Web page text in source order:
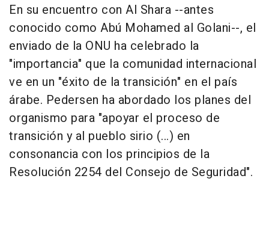
En su encuentro con Al Shara --antes
conocido como Abú Mohamed al Golani--, el
enviado de la ONU ha celebrado la
"importancia" que la comunidad internacional
ve en un "éxito de la transición" en el país
árabe. Pedersen ha abordado los planes del
organismo para "apoyar el proceso de
transición y al pueblo sirio (...) en
consonancia con los principios de la
Resolución 2254 del Consejo de Seguridad".